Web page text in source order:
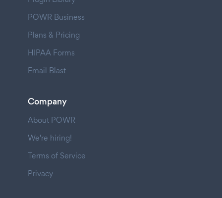
POWR Business
Plans & Pricing
HIPAA Forms
Email Blast
Company
About POWR
We're hiring!
Terms of Service
Privacy